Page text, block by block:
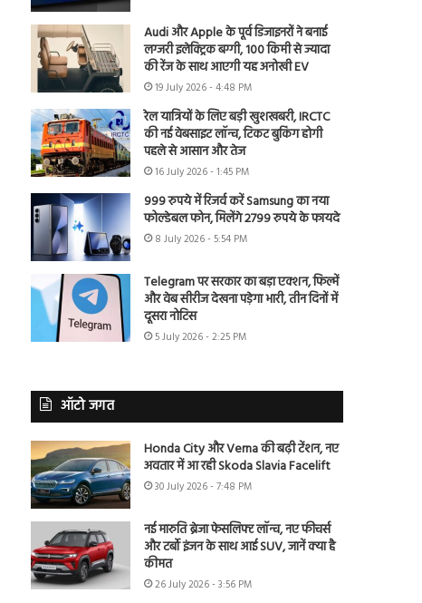
Audi और Apple के पूर्व डिजाइनरों ने बनाई
लग्जरी इलेक्ट्रिक बग्गी, 100 किमी से ज्यादा
की रेंज के साथ आएगी यह अनोखी EV
19 July 2026 - 4:48 PM
रेल यात्रियों के लिए बड़ी खुशखबरी, IRCTC
की नई वेबसाइट लॉन्च, टिकट बुकिंग होगी
पहले से आसान और तेज
16 July 2026 - 1:45 PM
999 रुपये में रिजर्व करें Samsung का नया
फोल्डेबल फोन, मिलेंगे 2799 रुपये के फायदे
8 July 2026 - 5:54 PM
Telegram पर सरकार का बड़ा एक्शन, फिल्में
और वेब सीरीज देखना पड़ेगा भारी, तीन दिनों में
दूसरा नोटिस
5 July 2026 - 2:25 PM
ऑटो जगत
Honda City और Verna की बढ़ी टेंशन, नए
अवतार में आ रही Skoda Slavia Facelift
30 July 2026 - 7:48 PM
नई मारुति ब्रेजा फेसलिफ्ट लॉन्च, नए फीचर्स
और टर्बो इंजन के साथ आई SUV, जानें क्या है
कीमत
26 July 2026 - 3:56 PM